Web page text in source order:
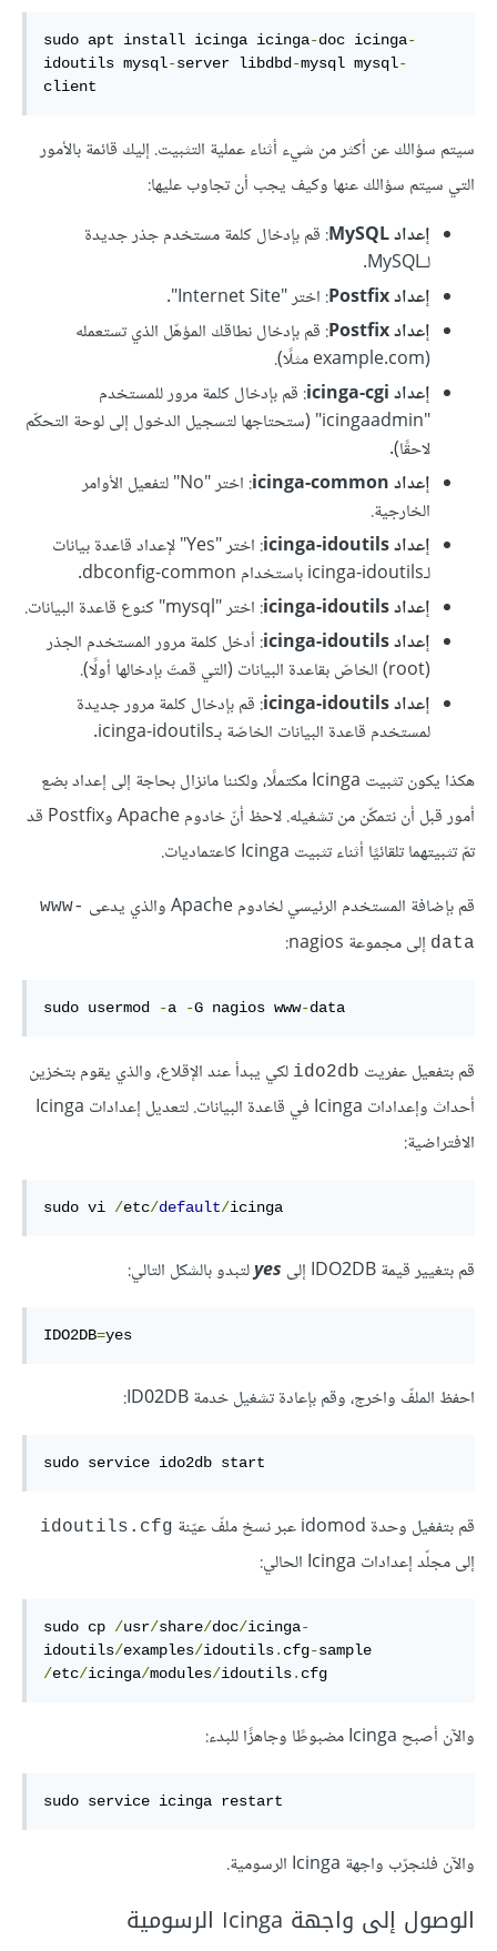
sudo apt install icinga icinga-doc icinga-
idoutils mysql-server libdbd-mysql mysql-
client
سيتم سؤالك عن أكثر من شيء أثناء عملية التثبيت. إليك قائمة بالأمور
التي سيتم سؤالك عنها وكيف يجب أن تجاوب عليها:
إعداد MySQL
: قم بإدخال كلمة مستخدم جذر جديدة
لـMySQL.
إعداد Postfix
: اختر "Internet Site".
إعداد Postfix
: قم بإدخال نطاقك المؤهّل الذي تستعمله
(example.com مثلًا).
إعداد icinga-cgi
: قم بإدخال كلمة مرور للمستخدم
"icingaadmin" (ستحتاجها لتسجيل الدخول إلى لوحة التحكّم
لاحقًا).
إعداد icinga-common
: اختر "No" لتفعيل الأوامر
الخارجية.
إعداد icinga-idoutils
: اختر "Yes" لإعداد قاعدة بيانات
لـicinga-idoutils باستخدام dbconfig-common.
إعداد icinga-idoutils
: اختر "mysql" كنوع قاعدة البيانات.
إعداد icinga-idoutils
: أدخل كلمة مرور المستخدم الجذر
(root) الخاصّ بقاعدة البيانات (التي قمتَ بإدخالها أولًا).
إعداد icinga-idoutils
: قم بإدخال كلمة مرور جديدة
لمستخدم قاعدة البيانات الخاصّة بـicinga-idoutils.
هكذا يكون تثبيت Icinga مكتملًا، ولكننا مانزال بحاجة إلى إعداد بضع
أمور قبل أن نتمكّن من تشغيله. لاحظ أنّ خادوم Apache وPostfix قد
تمّ تثبيتهما تلقائيًا أثناء تثبيت Icinga كاعتماديات.
قم بإضافة المستخدم الرئيسي لخادوم Apache والذي يدعى
www-
data إلى مجموعة nagios:
sudo usermod -a -G nagios www-data
قم بتفعيل عفريت ido2db لكي يبدأ عند الإقلاع، والذي يقوم بتخزين
أحداث وإعدادات Icinga في قاعدة البيانات. لتعديل إعدادات Icinga
الافتراضية:
sudo vi /etc/default/icinga
قم بتغيير قيمة IDO2DB إلى yesلتبدو بالشكل التالي:
IDO2DB=yes
احفظ الملفّ واخرج، وقم بإعادة تشغيل خدمة ID02DB:
sudo service ido2db start
قم بتفغيل وحدة idomod عبر نسخ ملفّ عيّنة idoutils.cfg
إلى مجلّد إعدادات Icinga الحالي:
sudo cp /usr/share/doc/icinga-
idoutils/examples/idoutils. cfg-
/etc/icinga/modules/idoutils. cfg
والآن أصبح Icinga مضبوطًا وجاهزًا للبدء:
sudo service icinga restart
والآن فلنجرّب واجهة Icinga الرسومية.
الوصول إلى واجهة Icinga الرسومية